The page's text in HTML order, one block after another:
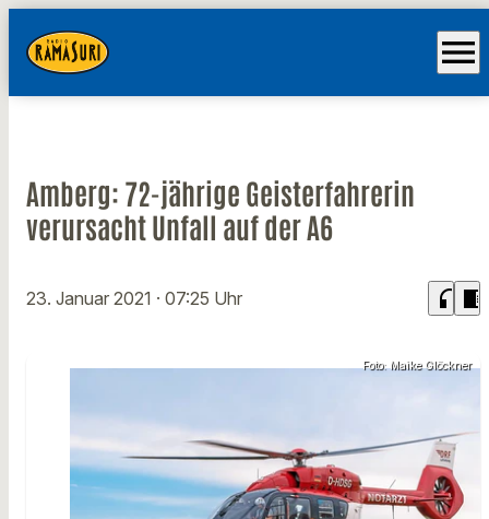
menu
Amberg: 72-jährige Geisterfahrerin
verursacht Unfall auf der A6
23. Januar 2021 · 07:25 Uhr headphones chrome_reader_mode
Foto: Maike Glöckner